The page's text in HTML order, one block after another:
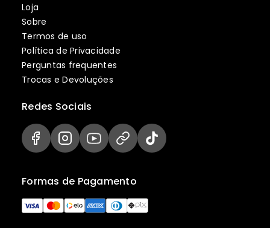
Loja
Sobre
Termos de uso
Política de Privacidade
Perguntas frequentes
Trocas e Devoluções
Formas de Pagamento
Redes Sociais